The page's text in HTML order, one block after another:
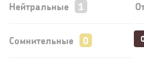
Нейтральные
Сомнительные